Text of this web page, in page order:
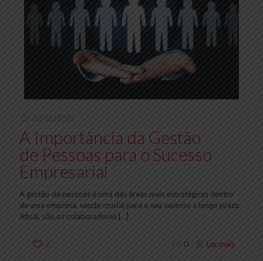
20/01/2025
A Importância da Gestão
de Pessoas para o Sucesso
Empresarial
A gestão de pessoas é uma das áreas mais estratégicas dentro
de uma empresa, sendo crucial para o seu sucesso a longo prazo.
Afinal, são os colaboradores […]
2 0 Ler mais